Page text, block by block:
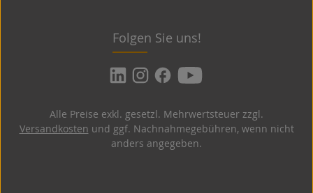
Folgen Sie uns!
Alle Preise exkl. gesetzl. Mehrwertsteuer zzgl.
Versandkosten und ggf. Nachnahmegebühren, wenn nicht
anders angegeben.